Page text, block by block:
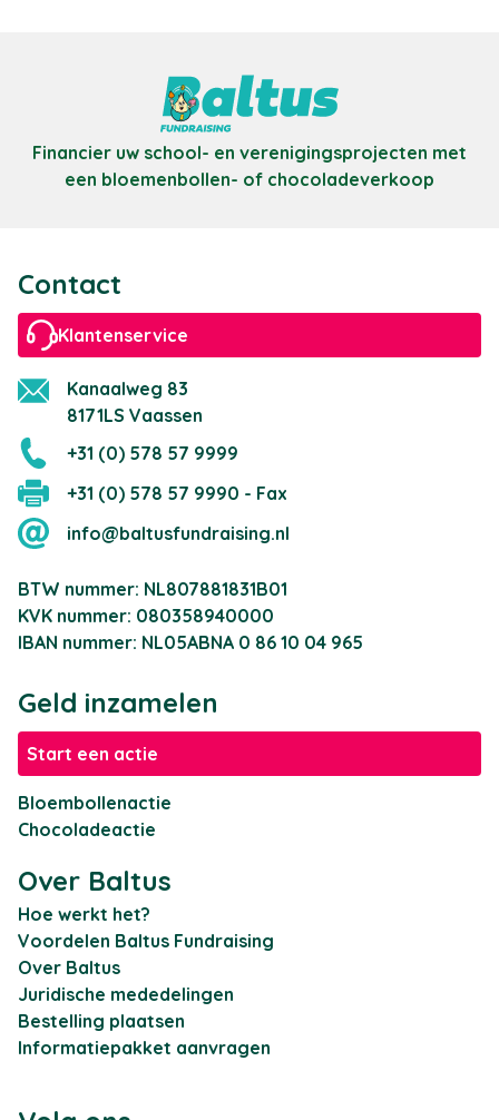
Financier uw school- en verenigingsprojecten met
een bloemenbollen- of chocoladeverkoop
Contact
Klantenservice
Kanaalweg 83
8171LS Vaassen
+31 (0) 578 57 9999
+31 (0) 578 57 9990 - Fax
info@baltusfundraising.nl
BTW nummer: NL807881831B01
KVK nummer: 080358940000
IBAN nummer: NL05ABNA 0 86 10 04 965
Geld inzamelen
Start een actie
Bloembollenactie
Chocoladeactie
Over Baltus
Hoe werkt het?
Voordelen Baltus Fundraising
Over Baltus
Juridische mededelingen
Bestelling plaatsen
Informatiepakket aanvragen